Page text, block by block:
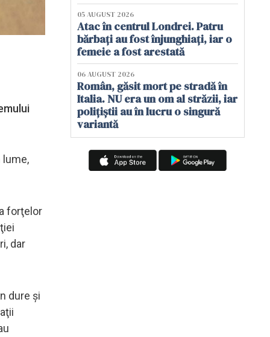
lume,
forţelor
dar
dure şi
05 AUGUST 2026
Atac în centrul Londrei. Patru
bărbați au fost înjunghiați, iar o
femeie a fost arestată
06 AUGUST 2026
Român, găsit mort pe stradă în
Italia. NU era un om al străzii, iar
polițiștii au în lucru o singură
variantă